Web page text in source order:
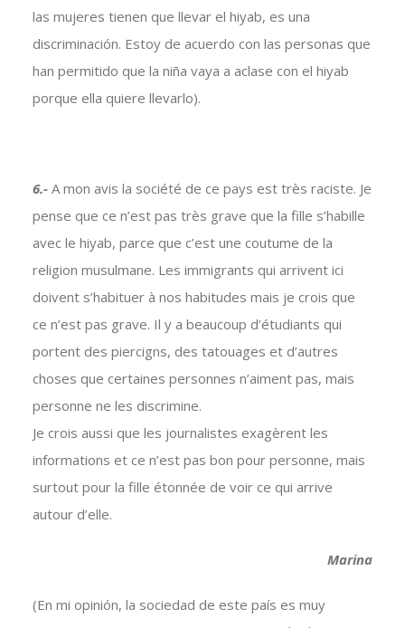
las mujeres tienen que llevar el hiyab, es una
discriminación. Estoy de acuerdo con las personas que
han permitido que la niña vaya a aclase con el hiyab
porque ella quiere llevarlo).
6.-A mon avis la société de ce pays est très raciste. Je
pense que ce n’est pas très grave que la fille s’habille
avec le hiyab, parce que c’est une coutume de la
religion musulmane. Les immigrants qui arrivent ici
doivent s’habituer à nos habitudes mais je crois que
ce n’est pas grave. Il y a beaucoup d’étudiants qui
portent des piercigns, des tatouages et d’autres
choses que certaines personnes n’aiment pas, mais
personne ne les discrimine.
Je crois aussi que les journalistes exagèrent les
informations et ce n’est pas bon pour personne, mais
surtout pour la fille étonnée de voir ce qui arrive
autour d’elle.
Marina
(En mi opinión, la sociedad de este país es muy